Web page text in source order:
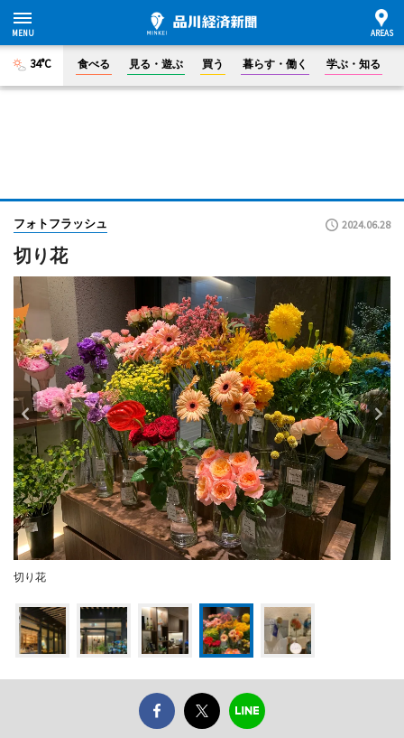
34°C 食べる 見る・遊ぶ 買う 暮らす・働く 学ぶ・知る
フォトフラッシュ 2024.06.28
切り花
切り花